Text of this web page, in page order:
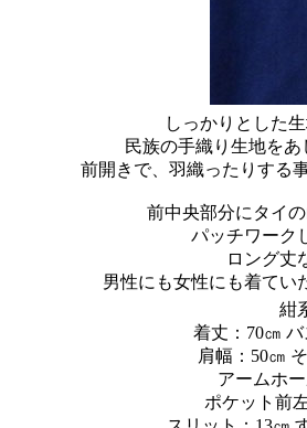
しっかりとした
民族の手織り生地をあ
前開きで、羽織ったりする
前中央部分にタイ
パッチワーク
ロング丈
男性にも女性にも着てい
紺
着丈：70㎝
肩幅：50㎝
アームホ
ポケット前